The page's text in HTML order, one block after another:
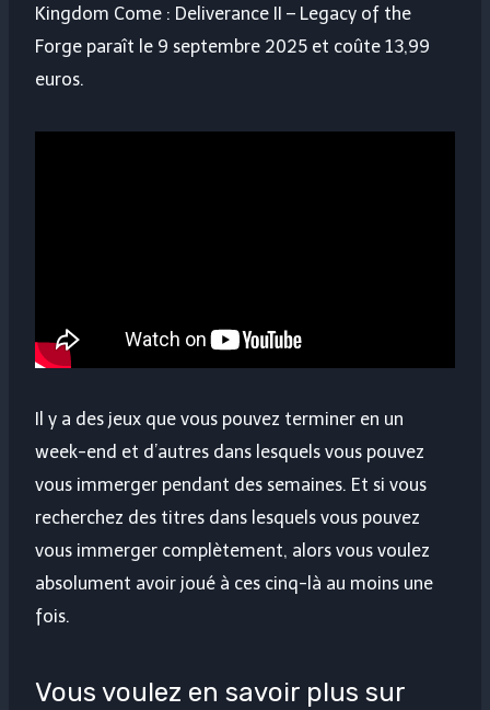
Kingdom Come : Deliverance II – Legacy of the
Forge paraît le 9 septembre 2025 et coûte 13,99
euros.
Il y a des jeux que vous pouvez terminer en un
week-end et d’autres dans lesquels vous pouvez
vous immerger pendant des semaines. Et si vous
recherchez des titres dans lesquels vous pouvez
vous immerger complètement, alors vous voulez
absolument avoir joué à ces cinq-là au moins une
fois.
Vous voulez en savoir plus sur